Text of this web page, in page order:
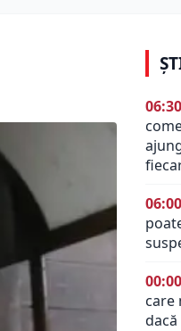
06:30
06:00
00:00
care